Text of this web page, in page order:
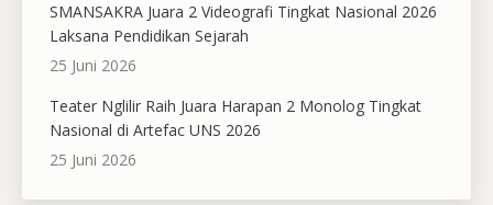
SMANSAKRA Juara 2 Videografi Tingkat Nasional 2026
Laksana Pendidikan Sejarah
25 Juni 2026
Teater Nglilir Raih Juara Harapan 2 Monolog Tingkat
Nasional di Artefac UNS 2026
25 Juni 2026